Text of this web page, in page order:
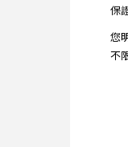
保
您
不